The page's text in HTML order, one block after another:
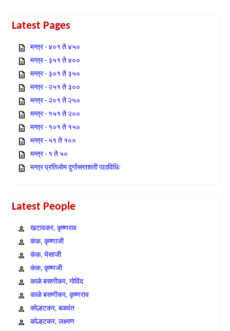
Latest Pages
मन्त्र - ४०१ ते ४५०
मन्त्र - ३५१ ते ४००
मन्त्र - ३०१ ते ३५०
मन्त्र - २५१ ते ३००
मन्त्र - २०१ ते २५०
मन्त्र - १५१ ते २००
मन्त्र - १०१ ते १५०
मन्त्र - ५१ ते १००
मन्त्र - १ ते ५०
मन्त्र प्रतिलोम दुर्गासप्तशती पाठविधिः
Latest People
खटावकर, कृष्णराव
कंक, कृष्णाजी
कंक, येसाजी
कंक, कृष्णजी
काळे बसणीकर, गोविंद
काळे बसणीकर, कृष्णराव
कोल्हटकर, बळवंत
कोल्हटकर, लक्ष्मण